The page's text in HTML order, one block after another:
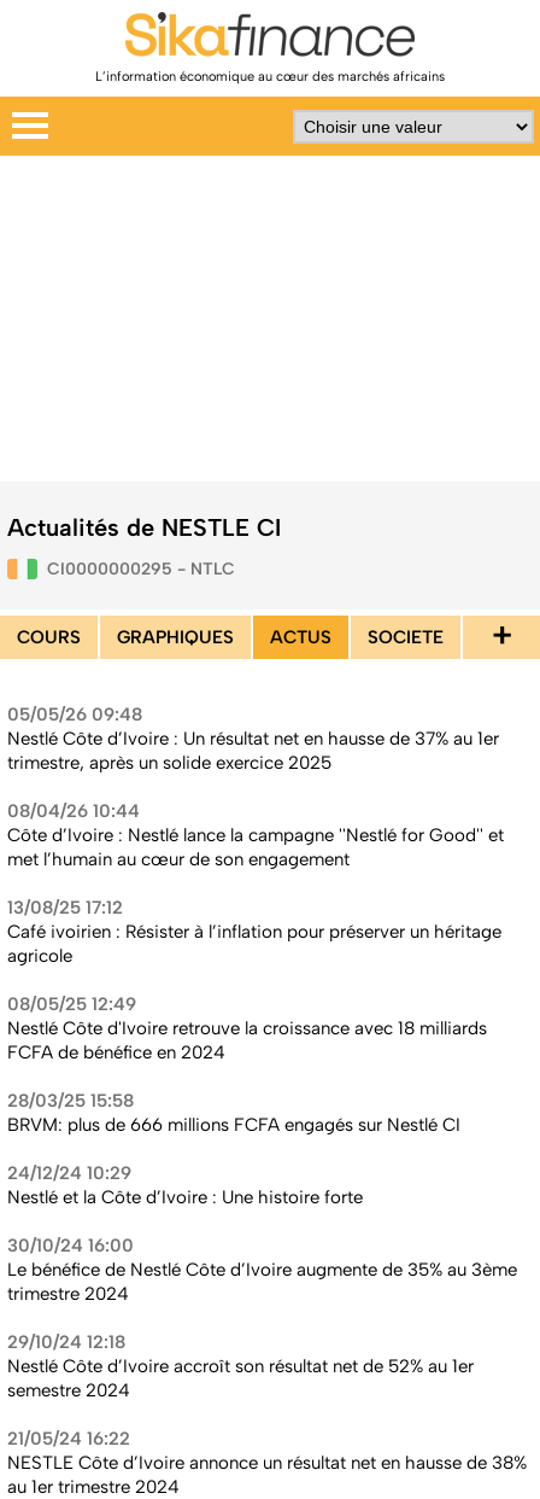
L’information économique au cœur des marchés africains
Actualités de NESTLE CI
CI0000000295 - NTLC
COURS GRAPHIQUES ACTUS SOCIETE +
05/05/26 09:48
Nestlé Côte d’Ivoire : Un résultat net en hausse de 37% au 1er
trimestre, après un solide exercice 2025
08/04/26 10:44
Côte d’Ivoire : Nestlé lance la campagne ''Nestlé for Good'' et
met l’humain au cœur de son engagement
13/08/25 17:12
Café ivoirien : Résister à l’inflation pour préserver un héritage
agricole
08/05/25 12:49
Nestlé Côte d'Ivoire retrouve la croissance avec 18 milliards
FCFA de bénéfice en 2024
28/03/25 15:58
BRVM: plus de 666 millions FCFA engagés sur Nestlé CI
24/12/24 10:29
Nestlé et la Côte d’Ivoire : Une histoire forte
30/10/24 16:00
Le bénéfice de Nestlé Côte d’Ivoire augmente de 35% au 3ème
trimestre 2024
29/10/24 12:18
Nestlé Côte d’Ivoire accroît son résultat net de 52% au 1er
semestre 2024
21/05/24 16:22
NESTLE Côte d’Ivoire annonce un résultat net en hausse de 38%
au 1er trimestre 2024